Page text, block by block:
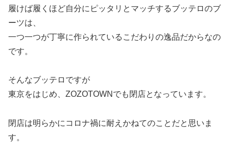
履けば履くほど自分にピッタリとマッチするブッテロのブ
ーツは、
一つ一つが丁寧に作られているこだわりの逸品だからなの
です。
そんなブッテロですが
東京をはじめ、ZOZOTOWNでも閉店となっています。
閉店は明らかにコロナ禍に耐えかねてのことだと思いま
す。